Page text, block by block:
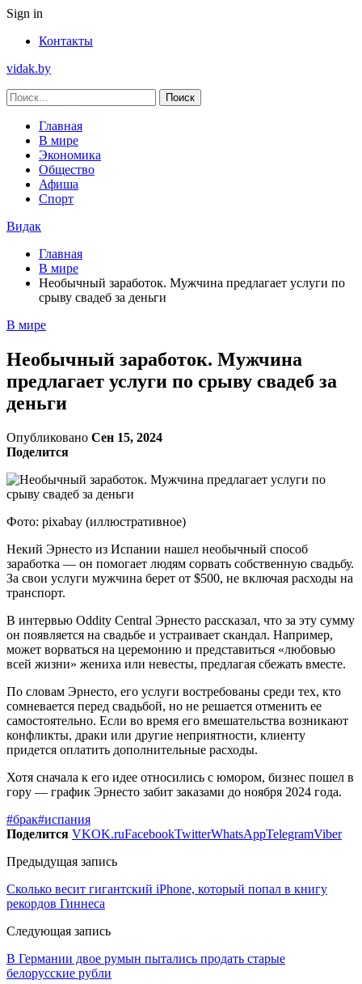
Sign in
Контакты
vidak.by
Главная
В мире
Экономика
Общество
Афиша
Спорт
Видак
Главная
В мире
Необычный заработок. Мужчина предлагает услуги по
срыву свадеб за деньги
В мире
Необычный заработок. Мужчина
предлагает услуги по срыву свадеб за
деньги
Опубликовано Сен 15, 2024
Поделится
Фото: pixabay (иллюстративное)
Некий Эрнесто из Испании нашел необычный способ
заработка — он помогает людям сорвать собственную свадьбу.
За свои услуги мужчина берет от $500, не включая расходы на
транспорт.
В интервью Oddity Central Эрнесто рассказал, что за эту сумму
он появляется на свадьбе и устраивает скандал. Например,
может ворваться на церемонию и представиться «любовью
всей жизни» жениха или невесты, предлагая сбежать вместе.
По словам Эрнесто, его услуги востребованы среди тех, кто
сомневается перед свадьбой, но не решается отменить ее
самостоятельно. Если во время его вмешательства возникают
конфликты, драки или другие неприятности, клиенту
придется оплатить дополнительные расходы.
Хотя сначала к его идее относились с юмором, бизнес пошел в
гору — график Эрнесто забит заказами до ноября 2024 года.
#брак#испания
Поделится VKOK.ruFacebookTwitterWhatsAppTelegramViber
Предыдущая запись
Сколько весит гигантский iPhone, который попал в книгу
рекордов Гиннеса
Следующая запись
В Германии двое румын пытались продать старые
белорусские рубли